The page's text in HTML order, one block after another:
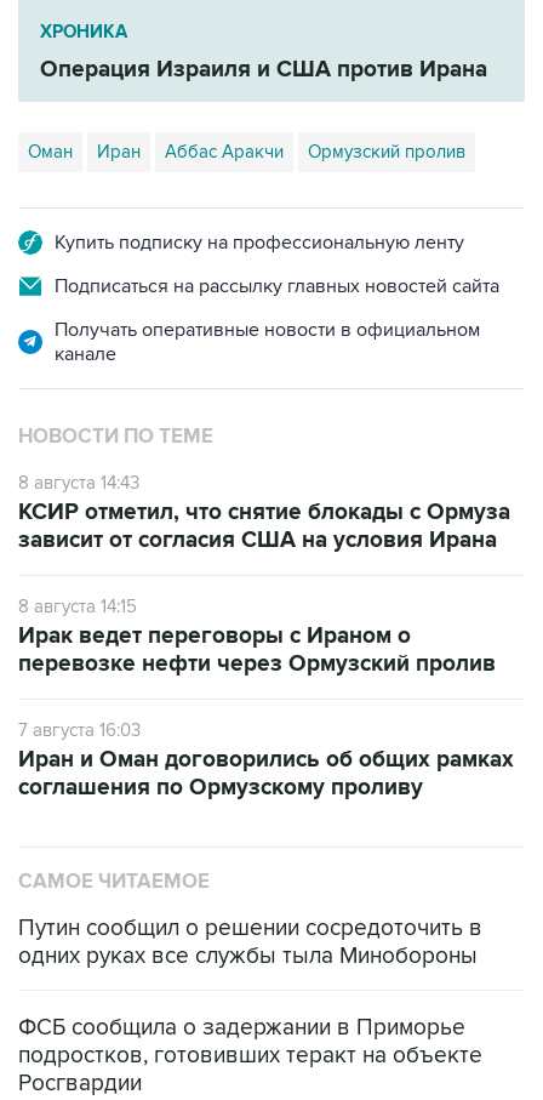
ХРОНИКА
Операция Израиля и США против Ирана
Оман Иран Аббас Аракчи Ормузский пролив
Купить подписку на профессиональную ленту
Подписаться на рассылку главных новостей сайта
Получать оперативные новости в официальном
канале
НОВОСТИ ПО ТЕМЕ
8 августа 14:43
КСИР отметил, что снятие блокады с Ормуза
зависит от согласия США на условия Ирана
8 августа 14:15
Ирак ведет переговоры с Ираном о
перевозке нефти через Ормузский пролив
7 августа 16:03
Иран и Оман договорились об общих рамках
соглашения по Ормузскому проливу
САМОЕ ЧИТАЕМОЕ
Путин сообщил о решении сосредоточить в
одних руках все службы тыла Минобороны
ФСБ сообщила о задержании в Приморье
подростков, готовивших теракт на объекте
Росгвардии